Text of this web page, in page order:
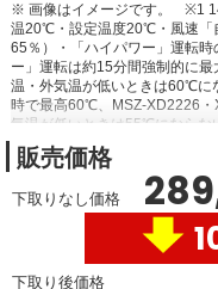
※ 画像はイメージです。
※1
温20℃・設定温度20℃・風速「
65％）・「ハイパワー」運転
ー」運転は約15分間強制的に
温・外気温が低いときは60℃
時で最高60℃、MSZ-XD2226
気温が低いときは55℃にならな
査結果による。「満足」と答
間2023年4月1日～2024年3月31
力比較。外気温2℃時。本製品
アイ」は、室内機の直下近傍
の形状・広さなどにより正し
付場所やお部屋の環境条件に
しないことがあります。
※6
ものではありません。
販売価格
下取りなし価格
下取り後価格